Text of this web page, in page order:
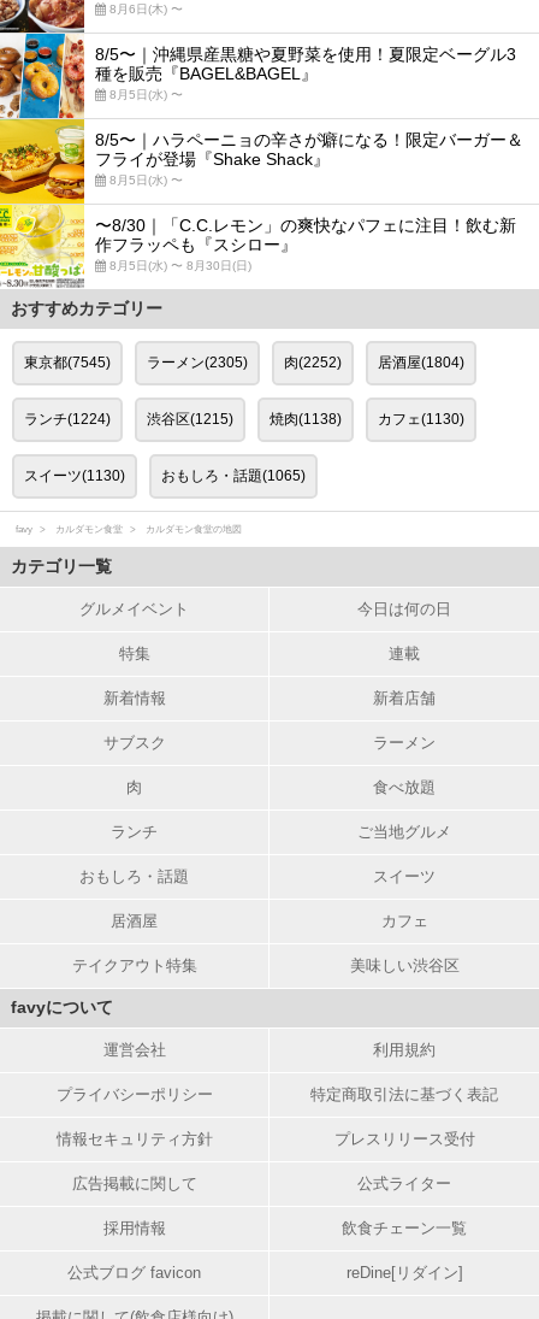
8月6日(木) 〜
8/5〜｜沖縄県産黒糖や夏野菜を使用！夏限定ベーグル3
種を販売『BAGEL&BAGEL』
8月5日(水) 〜
8/5〜｜ハラペーニョの辛さが癖になる！限定バーガー＆
フライが登場『Shake Shack』
8月5日(水) 〜
〜8/30｜「C.C.レモン」の爽快なパフェに注目！飲む新
作フラッペも『スシロー』
8月5日(水) 〜 8月30日(日)
おすすめカテゴリー
東京都(7545) ラーメン(2305) 肉(2252) 居酒屋(1804)
ランチ(1224) 渋谷区(1215) 焼肉(1138) カフェ(1130)
スイーツ(1130) おもしろ・話題(1065)
favy カルダモン食堂 カルダモン食堂の地図
カテゴリ一覧
グルメイベント 今日は何の日
特集 連載
新着情報 新着店舗
サブスク ラーメン
肉 食べ放題
ランチ ご当地グルメ
おもしろ・話題 スイーツ
居酒屋 カフェ
テイクアウト特集 美味しい渋谷区
favyについて
運営会社 利用規約
プライバシーポリシー 特定商取引法に基づく表記
情報セキュリティ方針 プレスリリース受付
広告掲載に関して 公式ライター
採用情報 飲食チェーン一覧
公式ブログ favicon reDine[リダイン]